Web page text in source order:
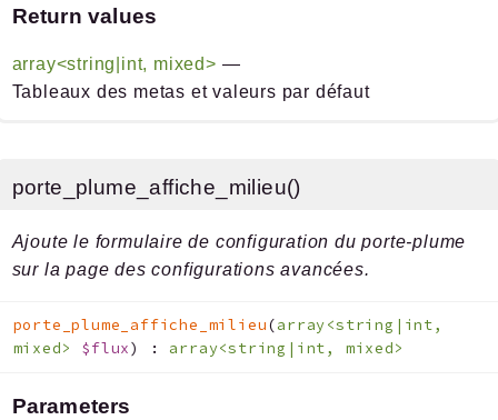
Return values
array<string|int, mixed> —
Tableaux des metas et valeurs par défaut
porte_plume_affiche_milieu()
Ajoute le formulaire de configuration du porte-plume
sur la page des configurations avancées.
porte_plume_affiche_milieu(array<string|int,
mixed> $flux) : array<string|int, mixed>
Parameters